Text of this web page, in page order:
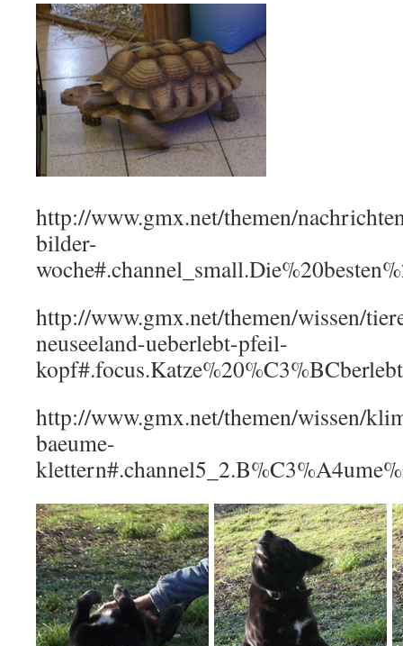
http://www.gmx.net/themen/
bilder-
http://www.gmx.net/themen/wissen/
neuseeland-ueberlebt-pfeil-
http://www.gmx.net/themen/wissen/
baeume-